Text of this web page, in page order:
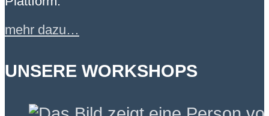
mehr dazu…
UNSERE WORKSHOPS